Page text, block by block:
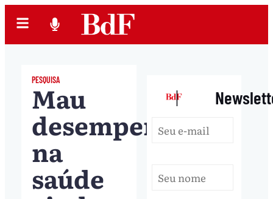
PESQUISA
Mau
desempenho
na
saúde
|